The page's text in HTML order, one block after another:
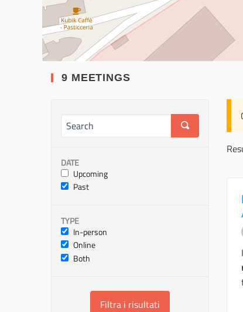
9 MEETINGS
DATE
Upcoming
Past
TYPE
In-person
Online
Both
Filtra i risultati